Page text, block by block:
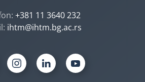
+381 11 3640 232
ihtm@ihtm.bg.ac.rs